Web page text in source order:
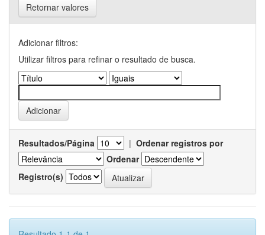
Retornar valores
Adicionar filtros:
Utilizar filtros para refinar o resultado de busca.
Resultados/Página | Ordenar registros por
Ordenar
Registro(s)